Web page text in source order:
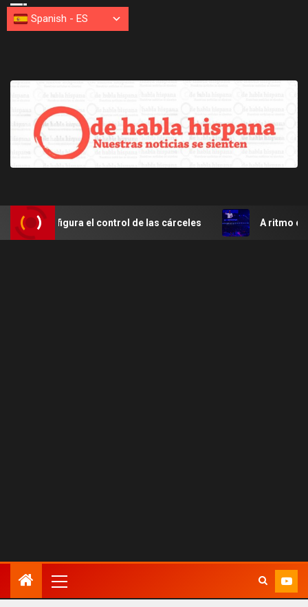
el control de las cárceles A ritmo de
Spanish - ES